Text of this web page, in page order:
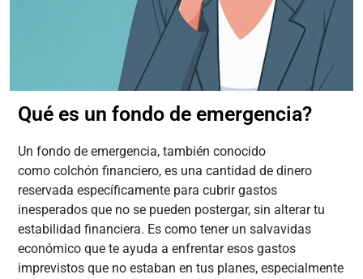
Qué es un fondo de emergencia?
Un fondo de emergencia, también conocido
como colchón financiero, es una cantidad de dinero
reservada específicamente para cubrir gastos
inesperados que no se pueden postergar, sin alterar tu
estabilidad financiera. Es como tener un salvavidas
económico que te ayuda a enfrentar esos gastos
imprevistos que no estaban en tus planes, especialmente